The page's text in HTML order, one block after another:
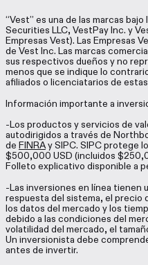
“Vest” es una de las marcas
Securities LLC, VestPay Inc. y
Empresas Vest). Las Empresas
de Vest Inc. Las marcas
sus respectivos dueños y no
menos que se indique lo
afiliados o licenciatarios de
Información importante a
-Los productos y servicios de
autodirigidos a través de
de FINRAy SIPC. SIPC protege
$500,000 USD (incluidos
Folleto explicativo disponible a
-Las inversiones en línea tienen
respuesta del sistema, el precio
los datos del mercado y los
debido a las condiciones del
volatilidad del mercado, el
Un inversionista debe
antes de invertir.